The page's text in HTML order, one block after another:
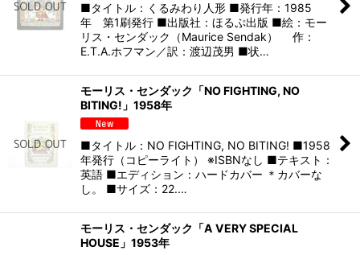
■タイトル：くるみわり人形 ■発行年：1985
年 第1刷発行 ■出版社：ほるぷ出版 ■絵：モー
リス・センダック（Maurice Sendak） 作：
E.T.A.ホフマン／訳：渡辺茂男 ■状…
モーリス・センダック「NO FIGHTING, NO
BITING!」1958年
■タイトル：NO FIGHTING, NO BITING! ■1958
年発行（コピーライト） ※ISBNなし ■テキスト：
英語 ■エディション：ハードカバー ＊カバーな
し。 ■サイズ：22.…
モーリス・センダック「A VERY SPECIAL
HOUSE」1953年